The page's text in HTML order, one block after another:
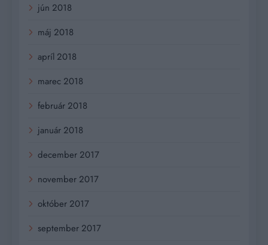
jún 2018
máj 2018
apríl 2018
marec 2018
február 2018
január 2018
december 2017
november 2017
október 2017
september 2017